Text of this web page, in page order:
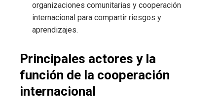
organizaciones comunitarias y cooperación
internacional para compartir riesgos y
aprendizajes.
Principales actores y la
función de la cooperación
internacional